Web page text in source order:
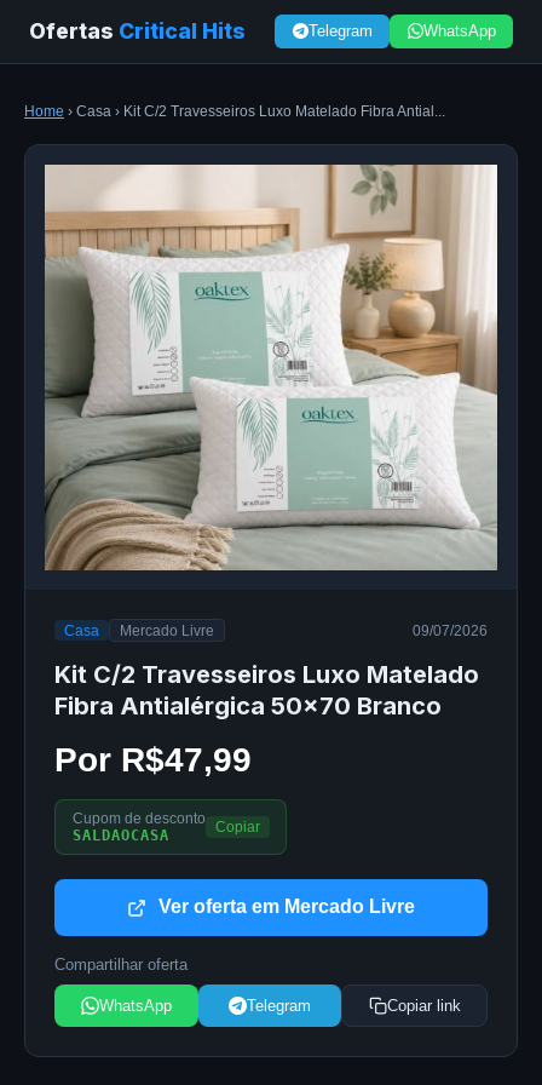
Ofertas Critical Hits Telegram WhatsApp
Home › Casa › Kit C/2 Travesseiros Luxo Matelado Fibra Antial...
Casa Mercado Livre 09/07/2026
Kit C/2 Travesseiros Luxo Matelado
Fibra Antialérgica 50x70 Branco
Por R$47,99
Cupom de desconto
SALDAOCASA
Copiar
Ver oferta em Mercado Livre
Compartilhar oferta
WhatsApp Telegram Copiar link